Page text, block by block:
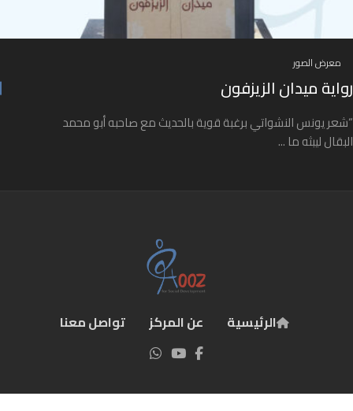
معرض الصور
رواية ميدان الزيزفون
“شعر يونس النشواتي برغبة قوية بالحديث مع صاحبه أبو محمد
البقال ليبثه ما ...
الرئيسية عن المركز تواصل معنا